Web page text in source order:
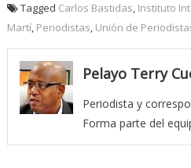
Tagged Carlos Bastidas, Instituto
Martí, Periodistas, Unión de
Pelayo Terry
Periodista y
Forma parte del